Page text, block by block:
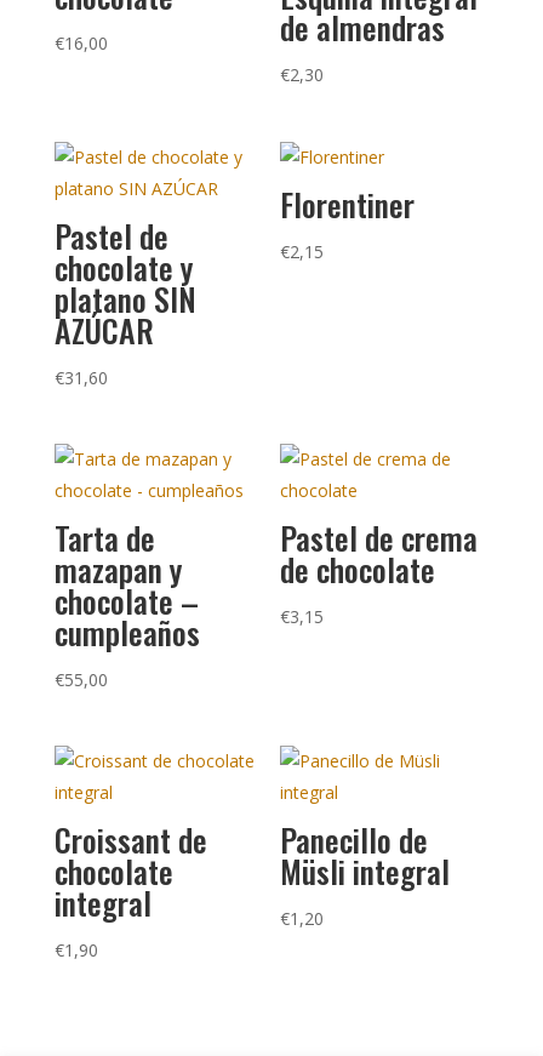
€16,00 de almendras
€2,30
Pastel de
chocolate y
platano SIN
AZÚCAR
€31,60
Florentiner
€2,15
Tarta de
mazapan y
chocolate –
cumpleaños
€55,00
Pastel de crema
de chocolate
€3,15
Croissant de
chocolate
integral
€1,90
Panecillo de
Müsli integral
€1,20